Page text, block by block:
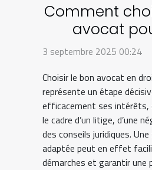
Comment
avocat
besoins en
3 septembre 2025 00:24
Choisir le bon avocat en
représente un étape
efficacement ses intérêts,
le cadre d’un litige, d’une
des conseils juridiques.
adaptée peut en effet
démarches et garantir une